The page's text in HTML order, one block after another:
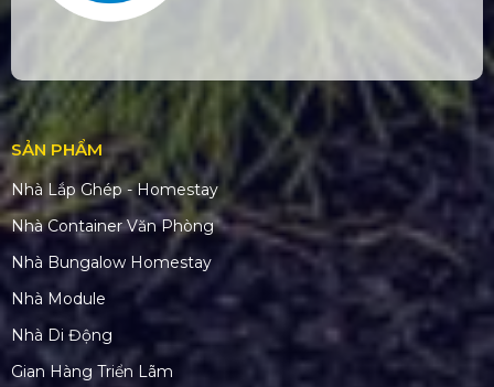
SẢN PHẨM
Nhà Lắp Ghép - Homestay
Nhà Container Văn Phòng
Nhà Bungalow Homestay
Nhà Module
Nhà Di Động
Gian Hàng Triển Lãm